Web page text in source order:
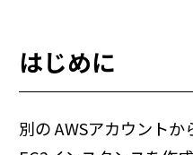
はじめに
別の AWSアカウント